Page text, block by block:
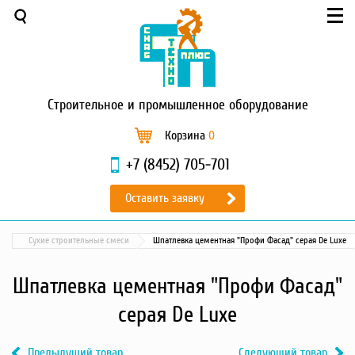
Строительное и промышленное оборудование
Корзина 0
+7 (8452) 705-701
Оставить заявку
Сухие строительные смеси Шпатлевка цементная "Профи Фасад" серая De Luxe
Шпатлевка цементная "Профи Фасад"
серая De Luxe
Меню
Доставка и оплата
Садовая техника
Промышленный обогрев
Строительные леса
Моечное оборудование
Запчасти для малой